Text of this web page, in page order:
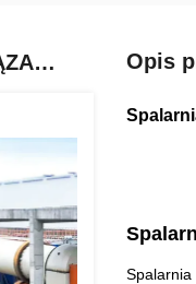
PRODUKTY POWIĄZANE Opis